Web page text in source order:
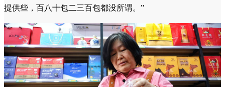
提供些，百八十包二三百包都没所谓。”